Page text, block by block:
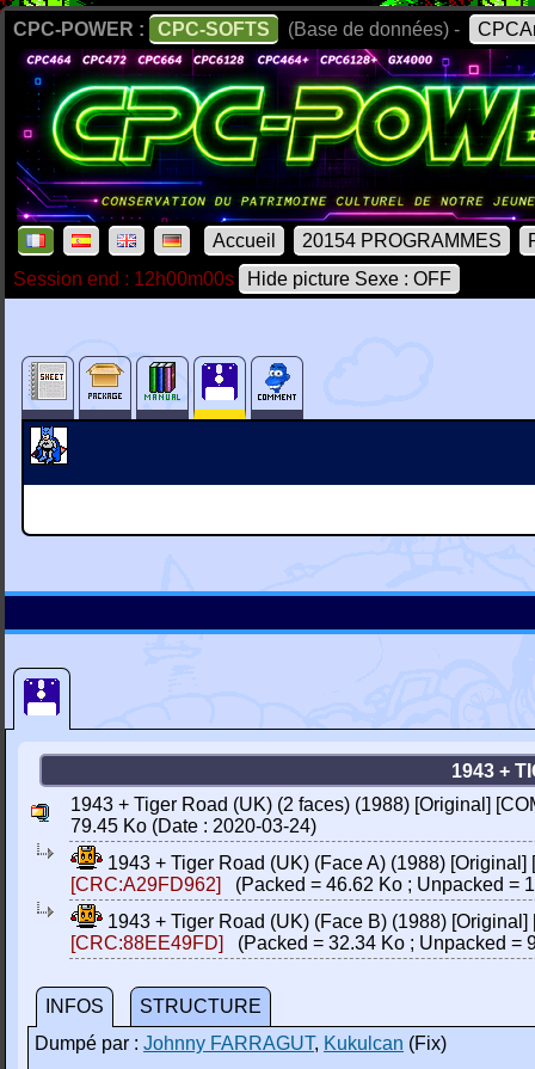
CPC-POWER : CPC-SOFTS (Base de données) -
Accueil 20154 PROGRAMMES
Session end : 12h00m00s
Hide picture Sexe : OFF
1943 +
1943 + Tiger Road (UK) (2 faces) (1988) [Original]
79.45 Ko (Date : 2020-03-24)
1943 + Tiger Road (UK) (Face A) (1988) [Original]
[CRC:A29FD962]
(Packed = 46.62 Ko ; Unpacked =
1943 + Tiger Road (UK) (Face B) (1988) [Original]
[CRC:88EE49FD]
(Packed = 32.34 Ko ; Unpacked =
INFOS
STRUCTURE
Dumpé par : Johnny FARRAGUT, Kukulcan (Fix)